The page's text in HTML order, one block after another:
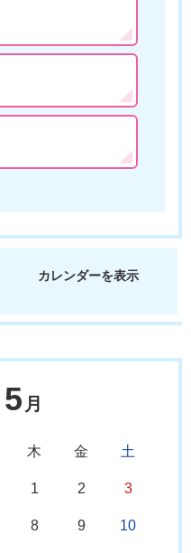
カレンダーを表示
5 月
木 金 土
1 2 3
8 9 10